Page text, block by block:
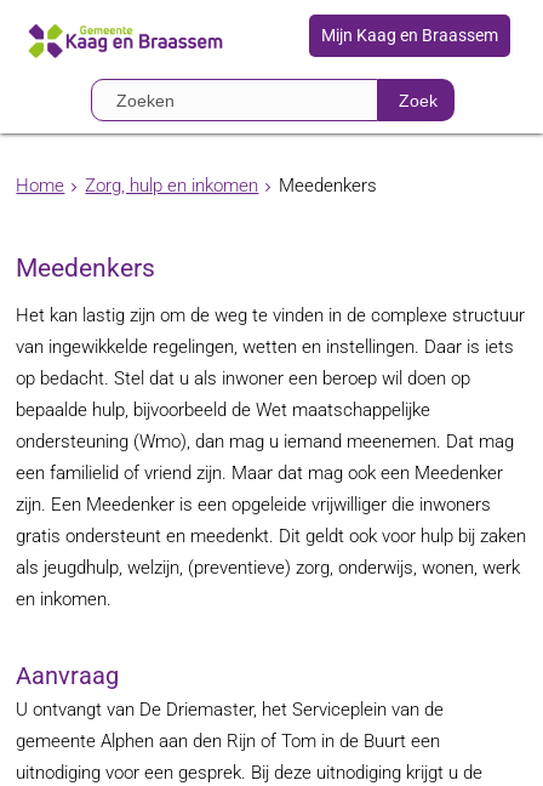
Mijn Kaag en Braassem
Zoek
Home Zorg, hulp en inkomen Meedenkers
Meedenkers
Het kan lastig zijn om de weg te vinden in de complexe structuur
van ingewikkelde regelingen, wetten en instellingen. Daar is iets
op bedacht. Stel dat u als inwoner een beroep wil doen op
bepaalde hulp, bijvoorbeeld de Wet maatschappelijke
ondersteuning (Wmo), dan mag u iemand meenemen. Dat mag
een familielid of vriend zijn. Maar dat mag ook een Meedenker
zijn. Een Meedenker is een opgeleide vrijwilliger die inwoners
gratis ondersteunt en meedenkt. Dit geldt ook voor hulp bij zaken
als jeugdhulp, welzijn, (preventieve) zorg, onderwijs, wonen, werk
en inkomen.
Aanvraag
U ontvangt van De Driemaster, het Serviceplein van de
gemeente Alphen aan den Rijn of Tom in de Buurt een
uitnodiging voor een gesprek. Bij deze uitnodiging krijgt u de